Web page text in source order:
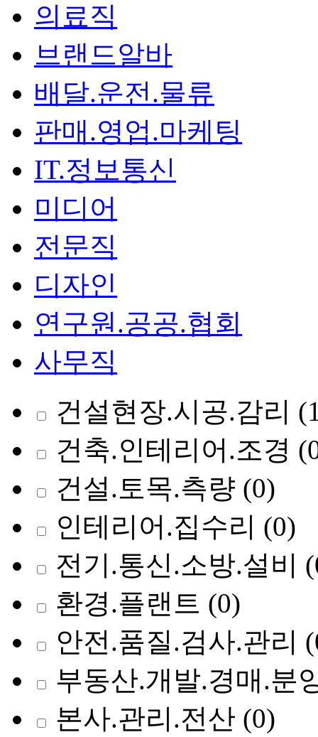
의료직
브랜드알바
배달.운전.물류
판매.영업.마케팅
IT.정보통신
미디어
전문직
디자인
연구원.공공.협회
사무직
건설현장.시공.감리
건축.인테리어.조경
건설.토목.측량 (0)
인테리어.집수리 (0)
전기.통신.소방.설비
환경.플랜트 (0)
안전.품질.검사.관리
부동산.개발.경매.분
본사.관리.전산 (0)